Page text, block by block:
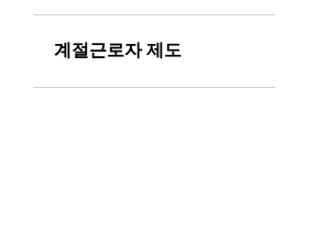
계절근로자 제도